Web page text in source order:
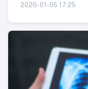
2026-01-05 17:25